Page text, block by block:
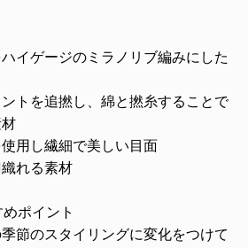
イゲージのミラノリブ編みにした
トを追撚し、綿と撚糸することで
用し繊細で美しい目面
れる素材
ポイント
節のスタイリングに変化をつけて